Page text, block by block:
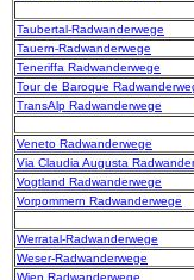
Taubertal-Radwanderwege
Tauern-Radwanderwege
Teneriffa Radwanderwege
Tour de Baroque
TransAlp Radwanderwege
Veneto Radwanderwege
Via Claudia Augusta
Vogtland Radwanderwege
Vorpommern Radwanderwege
Werratal-Radwanderwege
Weser-Radwanderwege
Wien Radwanderwege